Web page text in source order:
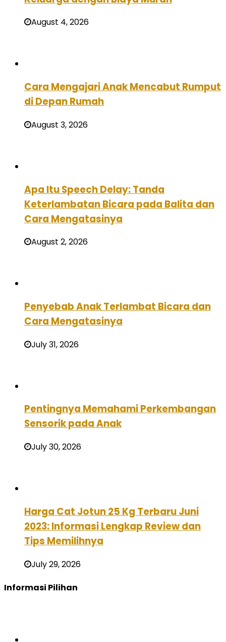
August 4, 2026
Cara Mengajari Anak Mencabut Rumput
di Depan Rumah
August 3, 2026
Apa Itu Speech Delay: Tanda
Keterlambatan Bicara pada Balita dan
Cara Mengatasinya
August 2, 2026
Penyebab Anak Terlambat Bicara dan
Cara Mengatasinya
July 31, 2026
Pentingnya Memahami Perkembangan
Sensorik pada Anak
July 30, 2026
Harga Cat Jotun 25 Kg Terbaru Juni
2023: Informasi Lengkap Review dan
Tips Memilihnya
July 29, 2026
Informasi Pilihan